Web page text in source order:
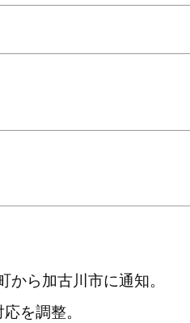
ら加古川市に通知。
を調整。